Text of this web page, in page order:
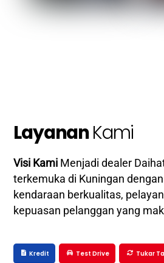
LayananKami
Visi Kami Menjadi dealer
terkemuka di Kuningan
kendaraan berkualitas,
kepuasan pelanggan yang
Kredit Test Drive Tukar